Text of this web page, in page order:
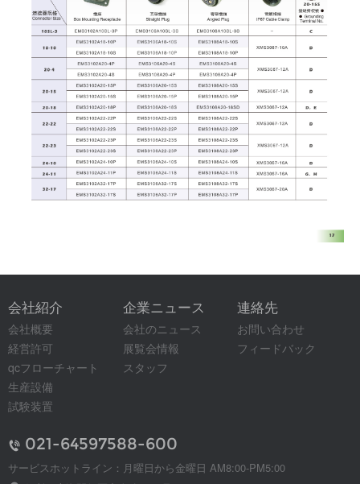
会社紹介
会社概要
経営許可
qcフローチャート
生産設備
試験装置
企業ニュース
会社のニュース
展覧会情報
スタッフ
連絡先
お問い合わせ
フィードバック
021-64597588-600
サービスホットライン：月曜日から金曜日 AM8:00-PM5:00